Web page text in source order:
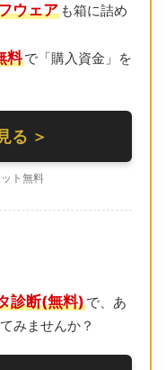
ウェア も箱に詰め
料で「購入資金」を
る ＞
ト無料
診断(無料)で、あ
みませんか？